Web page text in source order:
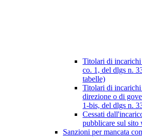
Titolari di
co. 1, del dlgs n.
tabelle)
Titolari di
direzione o di
1-bis, del dlgs n.
Cessati
pubblicare sul sito
Sanzioni per mancata